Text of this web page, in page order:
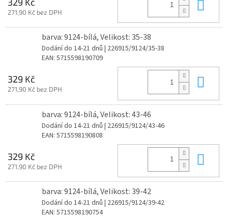
271,90 Kč bez DPH
barva: 9124-bílá, Velikost: 35-38
Dodání do 14-21 dnů | 226915/9124/35-38
EAN: 5715598190709
329 Kč
271,90 Kč bez DPH
barva: 9124-bílá, Velikost: 43-46
Dodání do 14-21 dnů | 226915/9124/43-46
EAN: 5715598190808
329 Kč
271,90 Kč bez DPH
barva: 9124-bílá, Velikost: 39-42
Dodání do 14-21 dnů | 226915/9124/39-42
EAN: 5715598190754